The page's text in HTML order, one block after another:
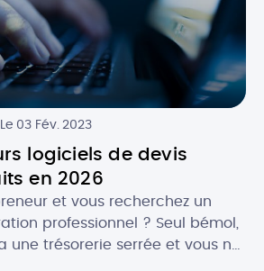
Le 03 Fév. 2023
logiciels de devis
en 2026
et vous recherchez un
professionnel ? Seul bémol,
une trésorerie serrée et vous ne